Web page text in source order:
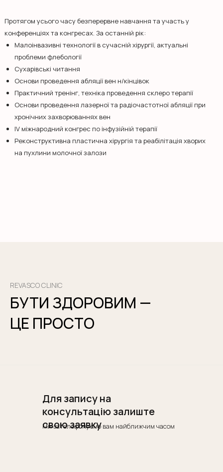
Протягом усього часу безперервне навчання та участь у
конференціях та конгресах. За останній рік:
Малоінвазивні технології в сучасній хірургії, актуальні
проблеми флебології
Сухарівські читання
Основи проведення абляції вен н/кінцівок
Практичний тренінг, техніка проведення склеро терапії
Основи проведення лазерної та радіочастотної абляції при
хронічних захворюваннях вен
ІV міжнародний конгрес по інфузійній терапії
Реконструктивна пластична хірургія та реабілітація хворих
на пухлини молочної залози
Для запису на
консультацію залиште
свою заявку
Ми зателефонуємо вам найближчим часом
REVASCO CLINIC
БУТИ ЗДОРОВИМ —
ЦЕ ПРОСТО